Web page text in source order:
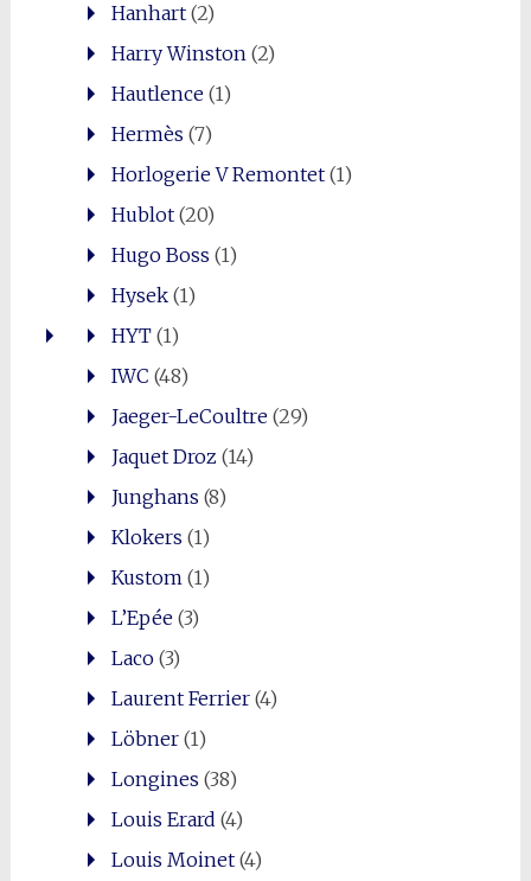
Hanhart(2)
Harry Winston(2)
Hautlence(1)
Hermès (7)
Horlogerie V Remontet(1)
Hublot(20)
Hugo Boss (1)
Hysek(1)
HYT(1)
IWC (48)
Jaeger-LeCoultre(29)
Jaquet Droz (14)
Junghans (8)
Klokers (1)
Kustom(1)
L’Epée(3)
Laco(3)
Laurent Ferrier(4)
Löbner(1)
Longines (38)
Louis Erard (4)
Louis Moinet(4)